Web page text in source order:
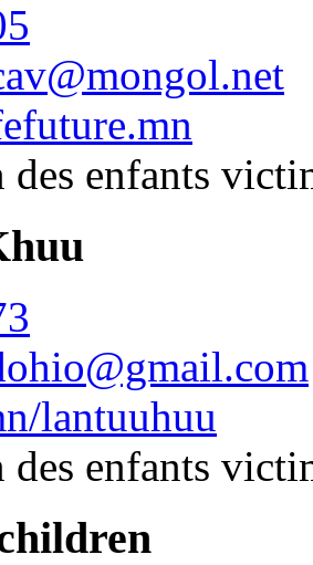
des enfants
lantuuhuu
des enfants